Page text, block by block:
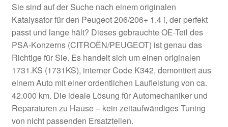
Sie sind auf der Suche nach einem originalen
Katalysator für den Peugeot 206/206+ 1.4 i, der perfekt
passt und lange hält? Dieses gebrauchte OE-Teil des
PSA-Konzerns (CITROËN/PEUGEOT) ist genau das
Richtige für Sie. Es handelt sich um einen originalen
1731.KS (1731KS), interner Code K342, demontiert aus
einem Auto mit einer ordentlichen Laufleistung von ca.
42.000 km. Die ideale Lösung für Automechaniker und
Reparaturen zu Hause – kein zeitaufwändiges Tuning
von nicht passenden Ersatzteilen.